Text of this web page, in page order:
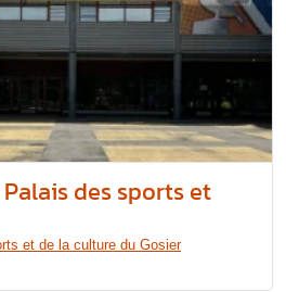
des sports et
et de la culture du Gosier